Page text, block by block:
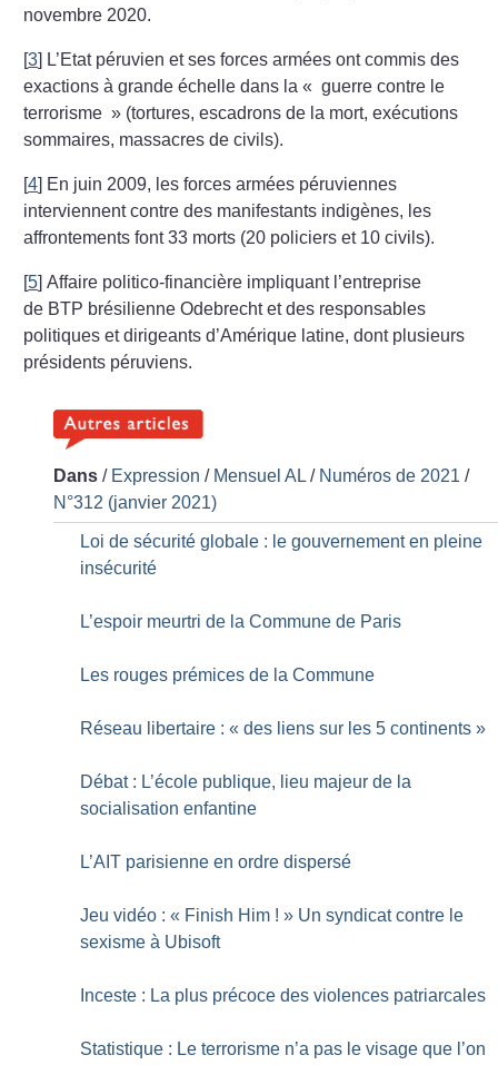
novembre 2020.
[3] L’Etat péruvien et ses forces armées ont commis des
exactions à grande échelle dans la « guerre contre le
terrorisme » (tortures, escadrons de la mort, exécutions
sommaires, massacres de civils).
[4] En juin 2009, les forces armées péruviennes
interviennent contre des manifestants indigènes, les
affrontements font 33 morts (20 policiers et 10 civils).
[5]Affaire politico-financière impliquant l’entreprise
de BTP brésilienne Odebrecht et des responsables
politiques et dirigeants d’Amérique latine, dont plusieurs
présidents péruviens.
Dans / Expression / Mensuel AL / Numéros de 2021 /
N°312 (janvier 2021)
Loi de sécurité globale : le gouvernement en pleine
insécurité
L’espoir meurtri de la Commune de Paris
Les rouges prémices de la Commune
Réseau libertaire : « des liens sur les 5 continents »
Débat : L’école publique, lieu majeur de la
socialisation enfantine
L’AIT parisienne en ordre dispersé
Jeu vidéo : « Finish Him ! » Un syndicat contre le
sexisme à Ubisoft
Inceste : La plus précoce des violences patriarcales
Statistique : Le terrorisme n’a pas le visage que l’on